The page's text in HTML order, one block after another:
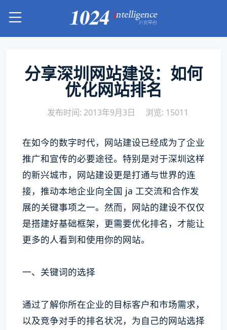
分享深圳网站建设：如何
优化网站排名
发布时间: 2013年9月3日 浏览: 15011
在如今的数字时代，网站建设已经成为了企业
推广和宣传的必要途径。特别是对于深圳这样
的新兴城市，网站建设更是打通与世界的连
接，推动本地企业向全国 ja 工交流和合作发
展的关键事项之一。然而，网站的建设不仅仅
是搭建好基础框架，更需要优化排名，才能让
更多的人看到和使用你的网站。
一、关键词的选择
通过了解你所在企业的目标客户和市场需求，
以及竞争对手的排名状况，为自己的网站选择